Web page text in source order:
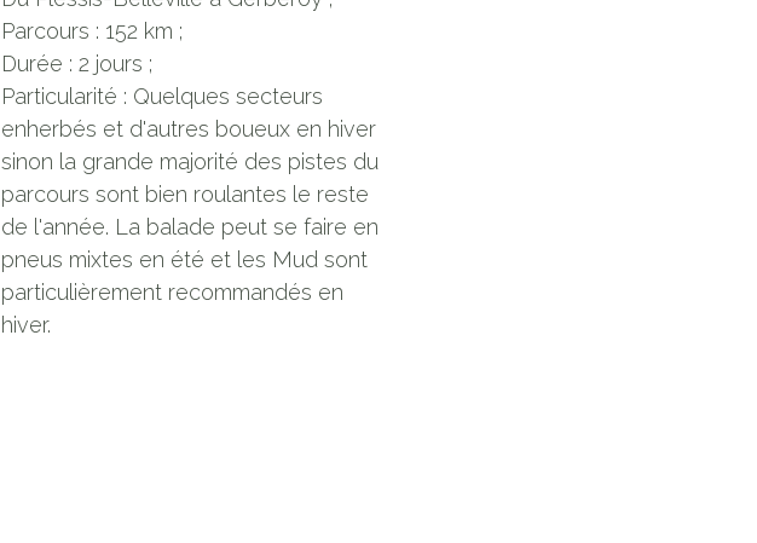
Parcours : 152 km ;
Durée : 2 jours ;
Particularité : Quelques secteurs
enherbés et d'autres boueux en hiver
sinon la grande majorité des pistes du
parcours sont bien roulantes le reste
de l'année. La balade peut se faire en
pneus mixtes en été et les Mud sont
particulièrement recommandés en
hiver.